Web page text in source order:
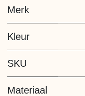
Merk
Kleur
SKU
Materiaal